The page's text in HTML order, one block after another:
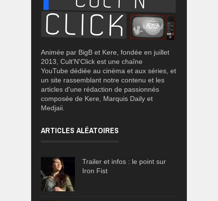
Animée par BigB et Kere, fondée en juillet
2013, Cult'N'Click est une chaîne
YouTube dédiée au cinéma et aux séries, et
un site rassemblant notre contenu et les
articles d'une rédaction de passionnés
composée de Kere, Marquis Daily et
Medjaii.
ARTICLES ALÉATOIRES
Trailer et infos : le point sur
Iron Fist